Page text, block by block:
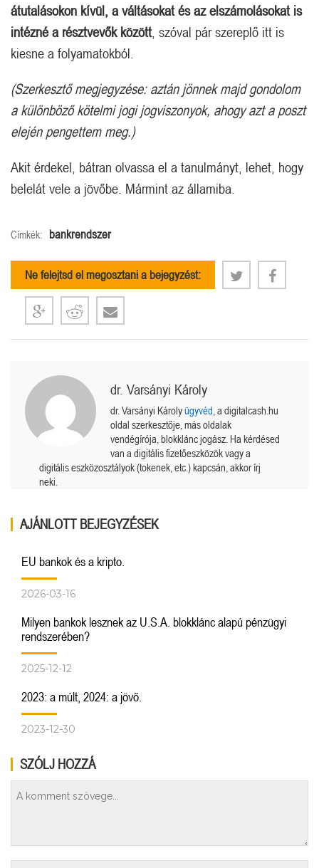
átutalásokon kívül, a váltásokat és az elszámolásokat is
intézné a résztvevők között , szóval pár szereplő itt is
kiesne a folyamatokból.
(Szerkesztő megjegyzése: aztán jönnek majd gondolom
a különböző kötelmi jogi jogviszonyok, ahogy azt a poszt
elején pengettem meg.)
Akit érdekel, bátran olvassa el a tanulmányt, lehet, hogy
belelát vele a jövőbe. Mármint az államiba.
Címkék: bankrendszer
Ne felejtsd el megosztani a bejegyzést:
dr. Varsányi Károly
dr. Varsányi Károlyügyvéd , a digitalcash.hu
oldal szerkesztője, más oldalak
vendégírója, blokklánc jogász. Ha kérdésed
van a digitális fizetőeszközök vagy a
digitális eszközosztályok (tokenek, etc.) kapcsán, akkor írj
neki.
AJÁNLOTT BEJEGYZÉSEK
EU bankok és a kripto.
2026-03-16
Milyen bankok lesznek az U.S.A. blokklánc alapú pénzügyi
rendszerében?
2025-12-12
2023: a múlt, 2024: a jövő.
2023-12-30
SZÓLJ HOZZÁ